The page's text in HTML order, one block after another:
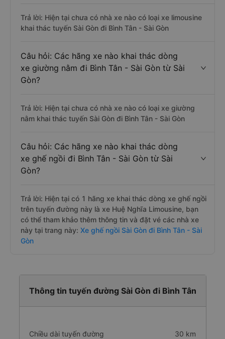
Trả lời: Hiện tại chưa có nhà xe nào có loại xe limousine
khai thác tuyến Sài Gòn đi Bình Tân - Sài Gòn
Câu hỏi: Các hãng xe nào khai thác dòng
xe giường nằm đi Bình Tân - Sài Gòn từ Sài
Gòn?
Trả lời: Hiện tại chưa có nhà xe nào có loại xe giường
nằm khai thác tuyến Sài Gòn đi Bình Tân - Sài Gòn
Câu hỏi: Các hãng xe nào khai thác dòng
xe ghế ngồi đi Bình Tân - Sài Gòn từ Sài
Gòn?
Trả lời: Hiện tại có 1 hãng xe khai thác dòng xe ghế ngồi
trên tuyến đường này là xe Huệ Nghĩa Limousine, bạn
có thể tham khảo thêm thông tin và đặt vé các nhà xe
này tại trang này: Xe ghế ngồi Sài Gòn đi Bình Tân - Sài
Gòn
Thông tin tuyến đường Sài Gòn đi Bình Tân
Chiều dài tuyến đường 30 km